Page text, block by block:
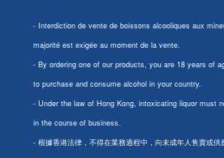
- Interdiction de vente de boissons alcooliques aux
majorité est exigée au moment de la vente.
- By ordering one of our products, you are 18 years of
to purchase and consume alcohol in your country.
- Under the law of Hong Kong, intoxicating liquor must
in the course of business.
- 根據香港法律，不得在業務過程中，向未成年人售賣或供